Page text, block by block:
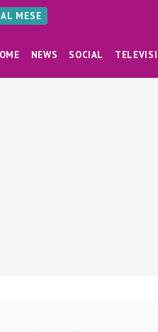
MESE
NEWS SOCIAL